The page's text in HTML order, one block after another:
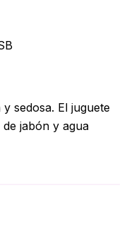
sedosa. El juguete
jabón y agua